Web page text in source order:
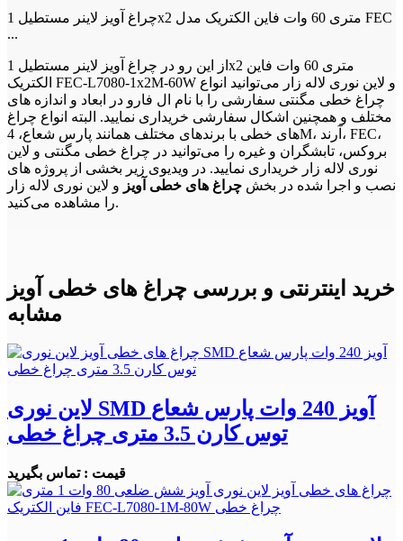
چراغ آویز لاینر مستطیل 1x2 متری 60 وات فاین الکتریک مدل FEC
...
از این رو در چراغ آویز لاینر مستطیل 1x2 متری 60 وات فاین
الکتریک FEC-L7080-1x2M-60W و لاین نوری لاله زار می‌توانید انواع
چراغ خطی مگنتی سفارشی را با نام ال فارو در ابعاد و اندازه های
مختلف و همچنین اشکال سفارشی خریداری نمایید. البته انواع چراغ
های خطی با برندهای مختلف همانند پارس شعاع، 4M، آرند، FEC،
بروکس، تابشگران و غیره را می‌توانید در چراغ خطی مگنتی و لاین
نوری لاله زار خریداری نمایید. در ویدیوی زیر بخشی از پروژه های
نصب و اجرا شده در بخش چراغ های خطی آویز و لاین نوری لاله زار
را مشاهده می‌کنید.
خرید اینترنتی و بررسی چراغ های خطی آویز
مشابه
لاین نوری SMD آویز 240 وات پارس شعاع
توس کارن 3.5 متری چراغ خطی
قیمت : تماس بگیرید